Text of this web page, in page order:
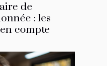
de
: les
compte